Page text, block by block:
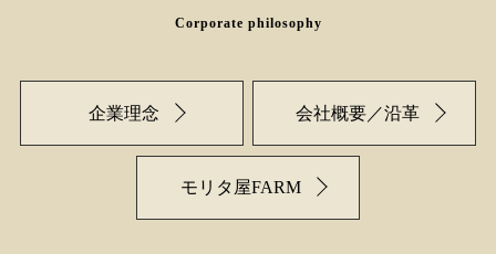
Corporate philosophy
企業理念 会社概要／沿革
モリタ屋FARM